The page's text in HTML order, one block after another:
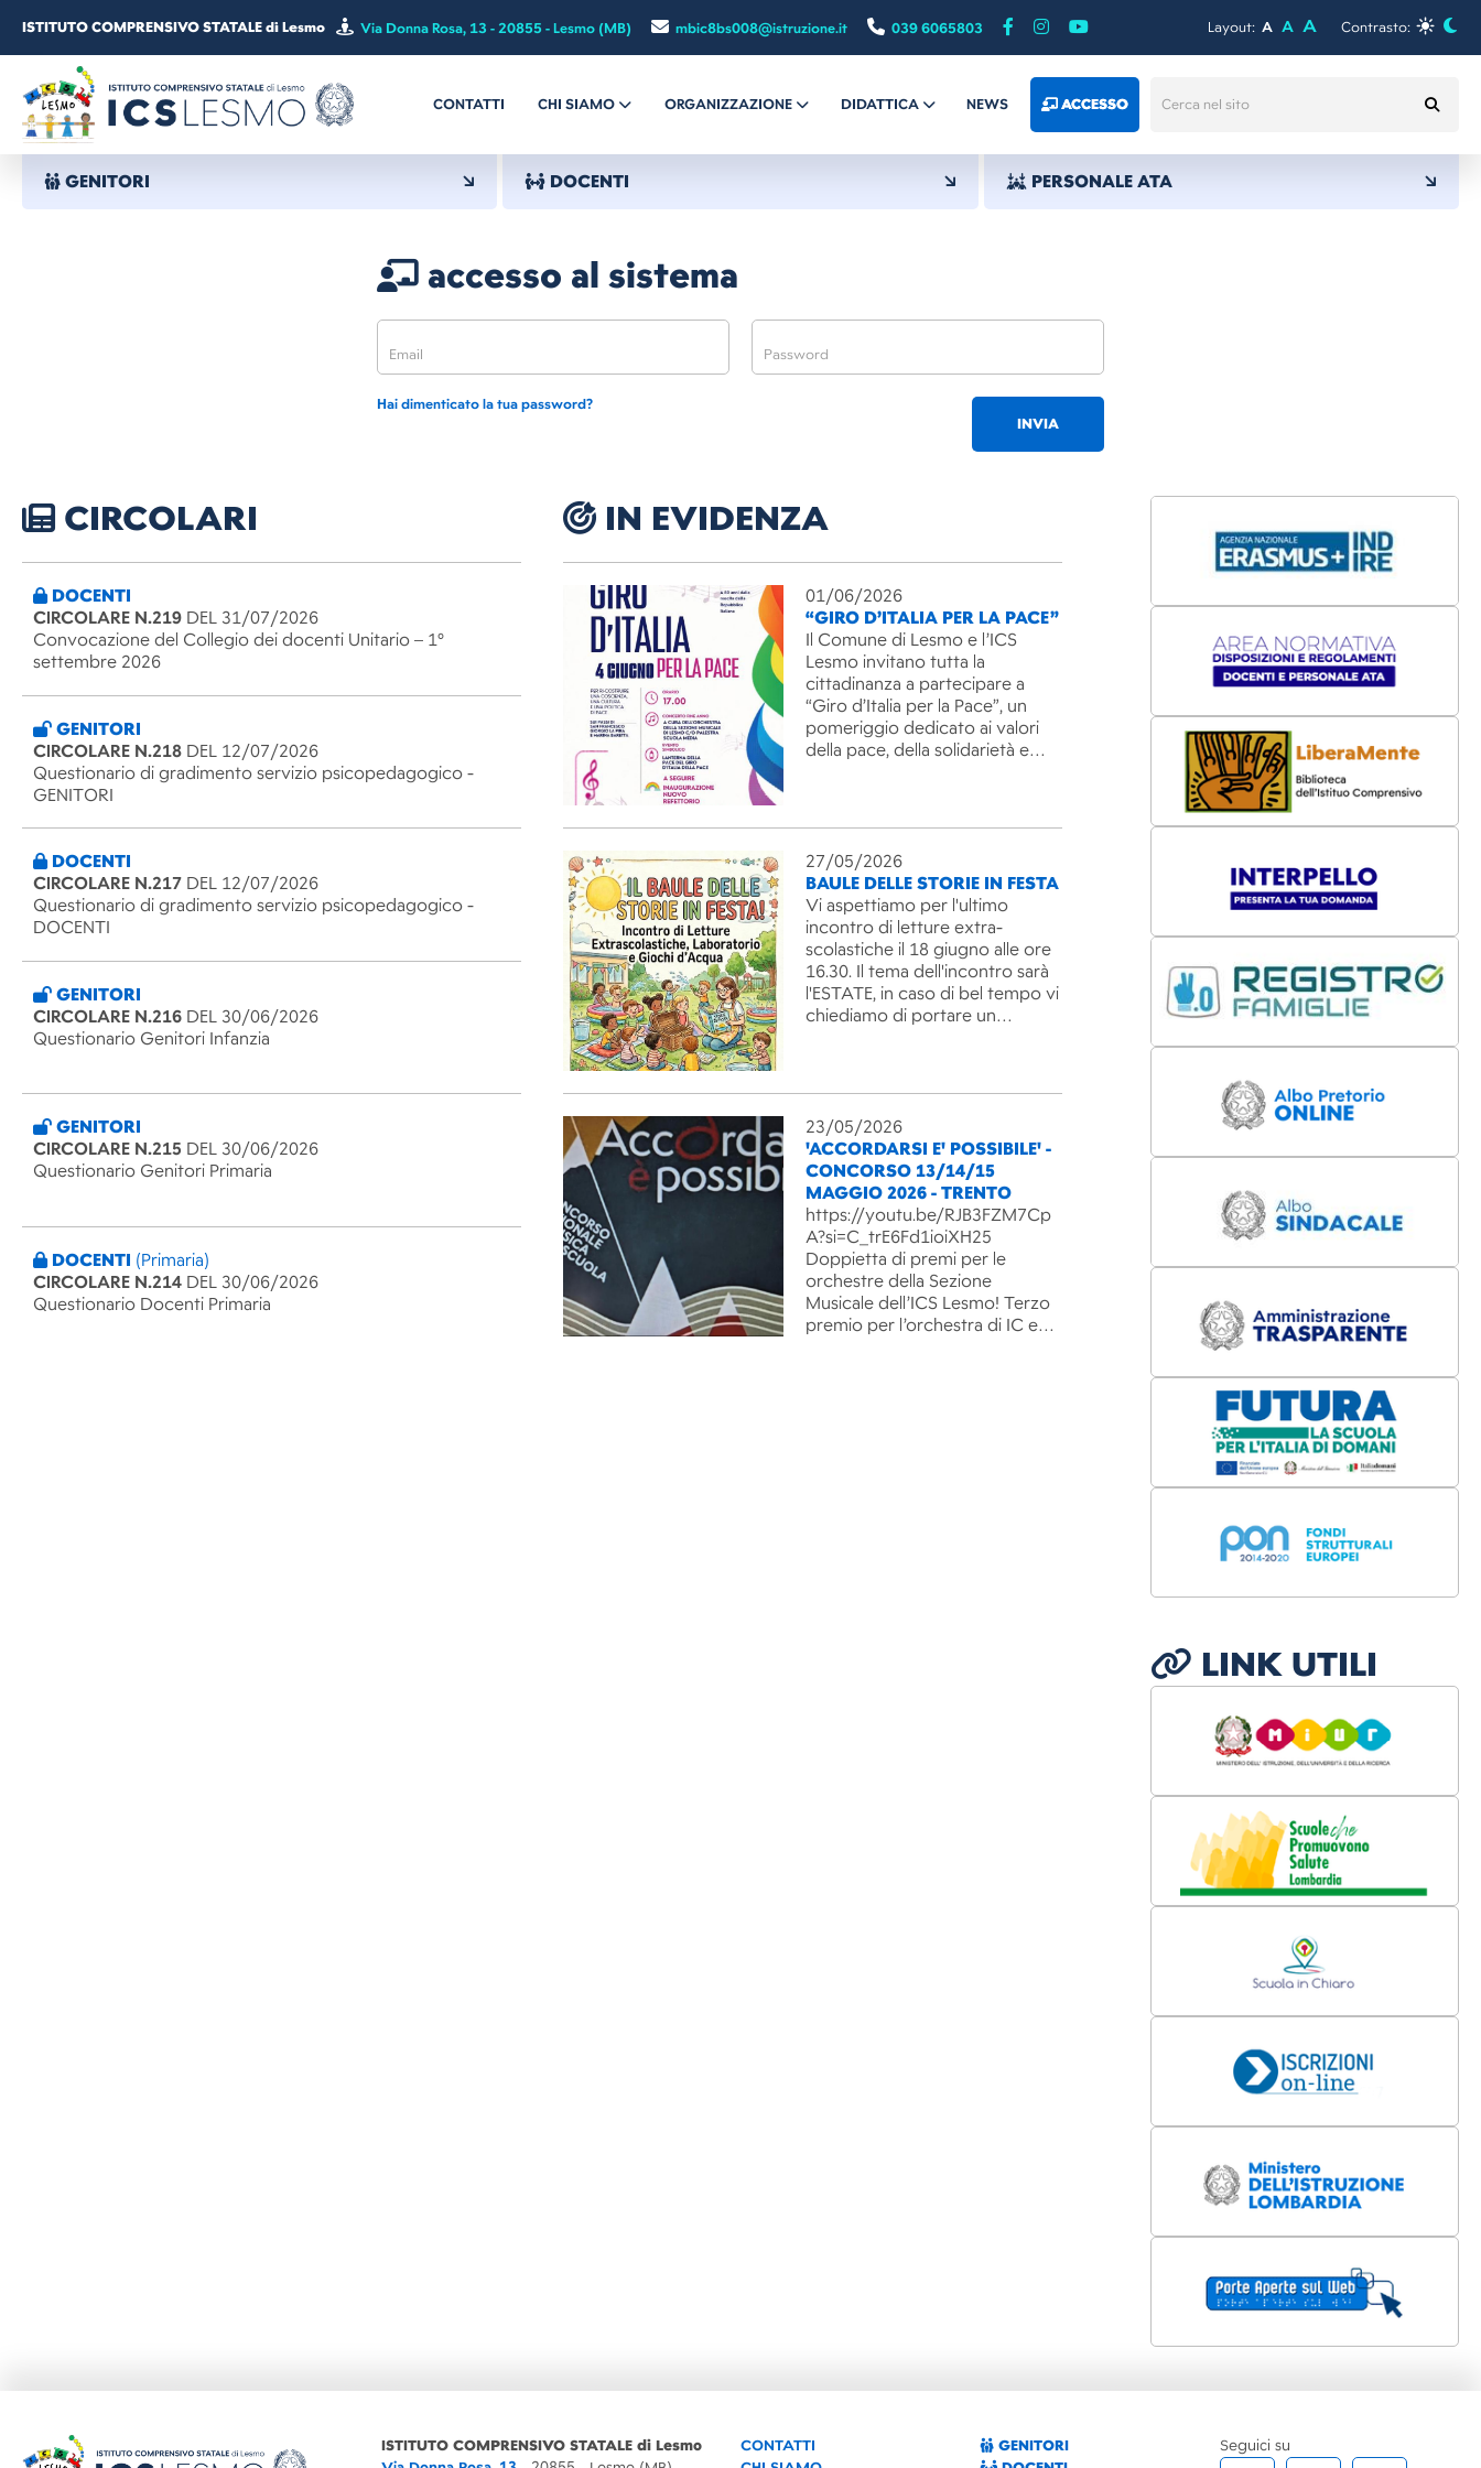
ISTITUTO COMPRENSIVO STATALE di Lesmo Via Donna Rosa, 13 - 20855 - Lesmo (MB) mbic8bs008@istruzione.it 039 6065803 Layout: A A A Contrasto:
CONTATTI CHI SIAMO ORGANIZZAZIONE DIDATTICA NEWS ACCESSO
GENITORI DOCENTI PERSONALE ATA
accesso al sistema
Hai dimenticato la tua password?
INVIA
CIRCOLARI
DOCENTI
CIRCOLARE N.219 DEL 31/07/2026
Convocazione del Collegio dei docenti Unitario – 1°
settembre 2026
GENITORI
CIRCOLARE N.218 DEL 12/07/2026
Questionario di gradimento servizio psicopedagogico -
GENITORI
DOCENTI
CIRCOLARE N.217 DEL 12/07/2026
Questionario di gradimento servizio psicopedagogico -
DOCENTI
GENITORI
CIRCOLARE N.216 DEL 30/06/2026
Questionario Genitori Infanzia
GENITORI
CIRCOLARE N.215 DEL 30/06/2026
Questionario Genitori Primaria
DOCENTI (Primaria)
CIRCOLARE N.214 DEL 30/06/2026
Questionario Docenti Primaria
IN EVIDENZA
01/06/2026
“GIRO D’ITALIA PER LA PACE”
Il Comune di Lesmo e l’ICS
Lesmo invitano tutta la
cittadinanza a partecipare a
“Giro d’Italia per la Pace”, un
pomeriggio dedicato ai valori
della pace, della solidarietà e…
27/05/2026
BAULE DELLE STORIE IN FESTA
Vi aspettiamo per l'ultimo
incontro di letture extra-
scolastiche il 18 giugno alle ore
16.30. Il tema dell'incontro sarà
l'ESTATE, in caso di bel tempo vi
chiediamo di portare un…
23/05/2026
'ACCORDARSI E' POSSIBILE' -
CONCORSO 13/14/15
MAGGIO 2026 - TRENTO
https://youtu.be/RJB3FZM7Cp
A?si=C_trE6Fd1ioiXH25
Doppietta di premi per le
orchestre della Sezione
Musicale dell’ICS Lesmo! Terzo
premio per l’orchestra di IC e…
LINK UTILI
ISTITUTO COMPRENSIVO STATALE di Lesmo
CONTATTI
GENITORI
Seguici su